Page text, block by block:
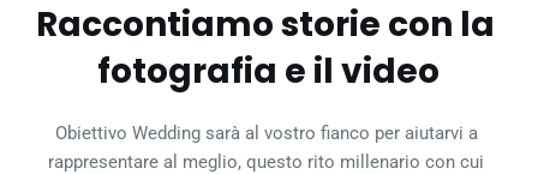
Raccontiamo storie con la
fotografia e il video
Obiettivo Wedding sarà al vostro fianco per aiutarvi a
rappresentare al meglio, questo rito millenario con cui